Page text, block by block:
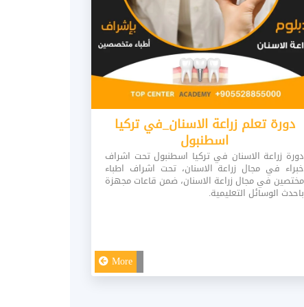
دورة البوتكس التدريبية في
اسطنبول
دورة البوتكس التدريبية في اسطنبول . تحت اشراف
خبراء ذوي خبرة عالية في مجال التجميل اللاجراحي .
More